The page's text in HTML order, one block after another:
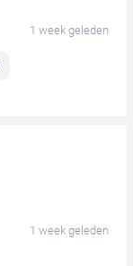
1 week geleden
1 week geleden